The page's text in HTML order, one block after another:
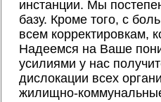
инстанции. Мы
базу. Кроме того, с
всем корректировкам,
Надеемся на Ваше
усилиями у нас
дислокации всех
жилищно-